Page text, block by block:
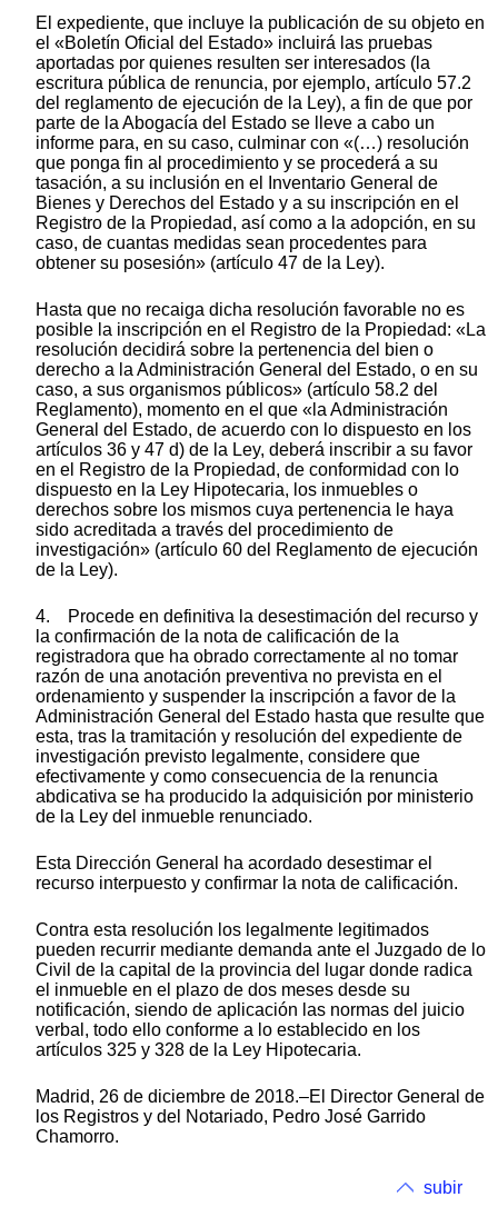
El expediente, que incluye la publicación de su objeto en
el «Boletín Oficial del Estado» incluirá las pruebas
aportadas por quienes resulten ser interesados (la
escritura pública de renuncia, por ejemplo, artículo 57.2
del reglamento de ejecución de la Ley), a fin de que por
parte de la Abogacía del Estado se lleve a cabo un
informe para, en su caso, culminar con «(…) resolución
que ponga fin al procedimiento y se procederá a su
tasación, a su inclusión en el Inventario General de
Bienes y Derechos del Estado y a su inscripción en el
Registro de la Propiedad, así como a la adopción, en su
caso, de cuantas medidas sean procedentes para
obtener su posesión» (artículo 47 de la Ley).
Hasta que no recaiga dicha resolución favorable no es
posible la inscripción en el Registro de la Propiedad: «La
resolución decidirá sobre la pertenencia del bien o
derecho a la Administración General del Estado, o en su
caso, a sus organismos públicos» (artículo 58.2 del
Reglamento), momento en el que «la Administración
General del Estado, de acuerdo con lo dispuesto en los
artículos 36 y 47 d) de la Ley, deberá inscribir a su favor
en el Registro de la Propiedad, de conformidad con lo
dispuesto en la Ley Hipotecaria, los inmuebles o
derechos sobre los mismos cuya pertenencia le haya
sido acreditada a través del procedimiento de
investigación» (artículo 60 del Reglamento de ejecución
de la Ley).
4. Procede en definitiva la desestimación del recurso y
la confirmación de la nota de calificación de la
registradora que ha obrado correctamente al no tomar
razón de una anotación preventiva no prevista en el
ordenamiento y suspender la inscripción a favor de la
Administración General del Estado hasta que resulte que
esta, tras la tramitación y resolución del expediente de
investigación previsto legalmente, considere que
efectivamente y como consecuencia de la renuncia
abdicativa se ha producido la adquisición por ministerio
de la Ley del inmueble renunciado.
Esta Dirección General ha acordado desestimar el
recurso interpuesto y confirmar la nota de calificación.
Contra esta resolución los legalmente legitimados
pueden recurrir mediante demanda ante el Juzgado de lo
Civil de la capital de la provincia del lugar donde radica
el inmueble en el plazo de dos meses desde su
notificación, siendo de aplicación las normas del juicio
verbal, todo ello conforme a lo establecido en los
artículos 325 y 328 de la Ley Hipotecaria.
Madrid, 26 de diciembre de 2018.–El Director General de
los Registros y del Notariado, Pedro José Garrido
Chamorro.
subir